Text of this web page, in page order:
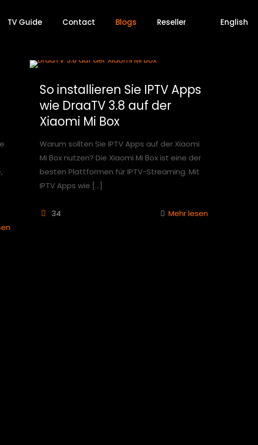
TV Guide Contact Blogs Reseller English
So installieren Sie IPTV Apps
wie DraaTV 3.8 auf der
Xiaomi Mi Box
Warum sollten Sie IPTV Apps auf der Xiaomi
Mi Box nutzen? Die Xiaomi Mi Box ist eine der
besten Plattformen für IPTV-Streaming. Mit
IPTV Apps wie […]
34 Mehr lesen